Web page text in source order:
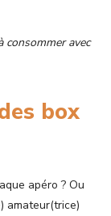
consommer avec
box
apéro ? Ou
amateur(trice)